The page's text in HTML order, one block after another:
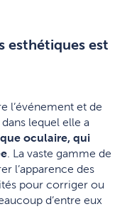
esthétiques est
l’événement et de
lequel elle a
oculaire, qui
. La vaste gamme de
l’apparence des
pour corriger ou
d’entre eux